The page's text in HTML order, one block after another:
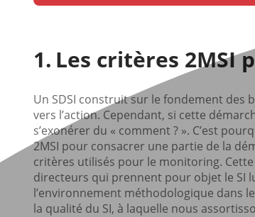
Les critères 2MSI
Un SDSI construit sur le fondement des
vers l’action. Cependant, si cette
s’exonérer du « comment ? ». C’est
2MSI pour consacrer une partie de la
critères utilisés pour le monitoring.
directeurs qui prennent pour objet le SI
l’environnement méthodologique dans
la qualité du SI, à laquelle nous